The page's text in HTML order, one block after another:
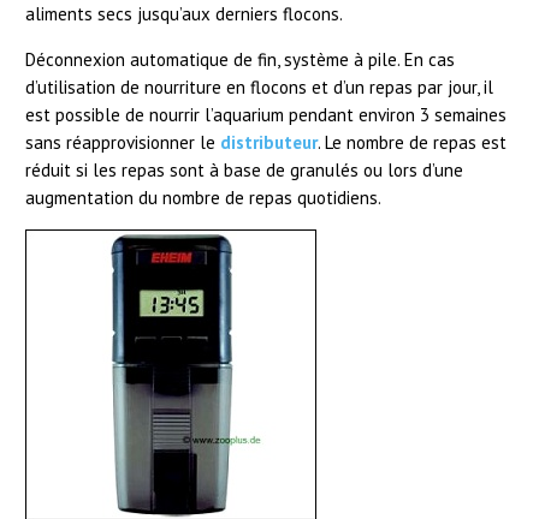
aliments secs jusqu’aux derniers flocons.
Déconnexion automatique de fin, système à pile. En cas
d’utilisation de nourriture en flocons et d’un repas par jour, il
est possible de nourrir l’aquarium pendant environ 3 semaines
sans réapprovisionner le distributeur. Le nombre de repas est
réduit si les repas sont à base de granulés ou lors d’une
augmentation du nombre de repas quotidiens.